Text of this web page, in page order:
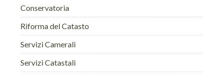
Conservatoria
Riforma del Catasto
Servizi Camerali
Servizi Catastali